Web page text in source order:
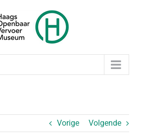
Vorige Volgende